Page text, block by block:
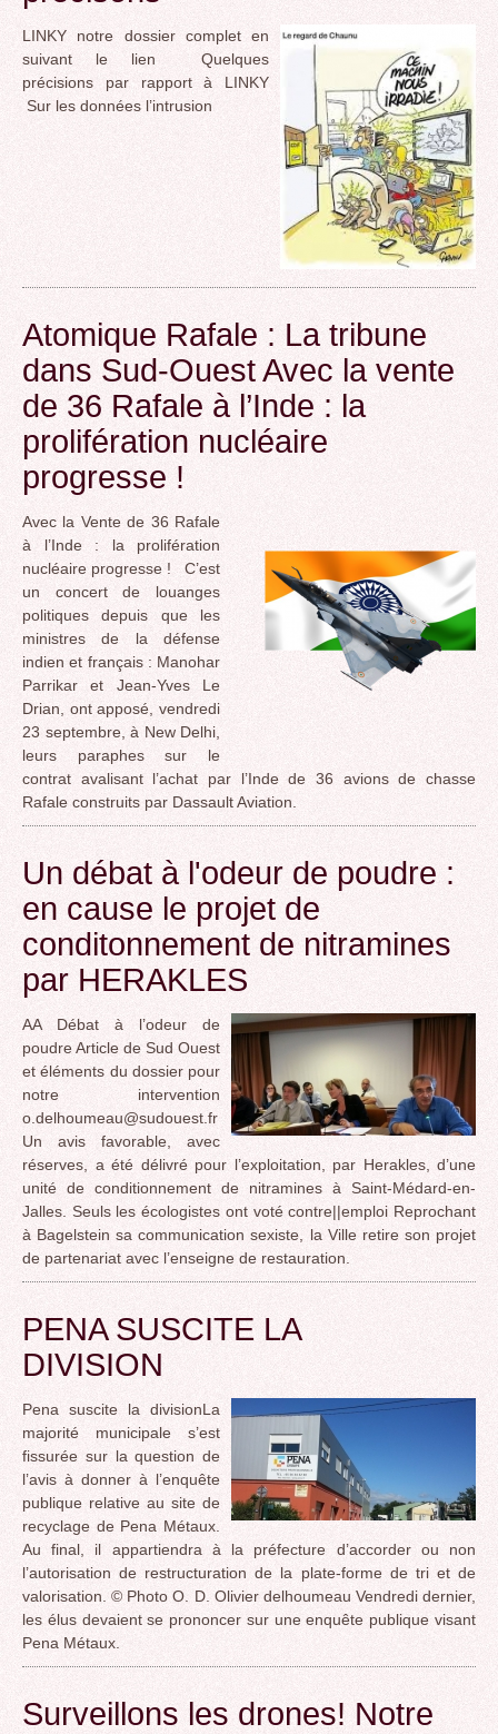
LINKY notre dossier complet en
suivant le lien Quelques
précisions par rapport à LINKY
Sur les données l’intrusion
Atomique Rafale : La tribune
dans Sud-Ouest Avec la vente
de 36 Rafale à l’Inde : la
prolifération nucléaire
progresse !
Avec la Vente de 36 Rafale
à l’Inde : la prolifération
nucléaire progresse ! C’est
un concert de louanges
politiques depuis que les
ministres de la défense
indien et français : Manohar
Parrikar et Jean-Yves Le
Drian, ont apposé, vendredi
23 septembre, à New Delhi,
leurs paraphes sur le
contrat avalisant l’achat par l’Inde de 36 avions de chasse
Rafale construits par Dassault Aviation.
Un débat à l'odeur de poudre :
en cause le projet de
conditonnement de nitramines
par HERAKLES
AA Débat à l’odeur de
poudre Article de Sud Ouest
et éléments du dossier pour
notre intervention
o.delhoumeau@sudouest.fr
Un avis favorable, avec
réserves, a été délivré pour l’exploitation, par Herakles, d’une
unité de conditionnement de nitramines à Saint-Médard-en-
Jalles. Seuls les écologistes ont voté contre||emploi Reprochant
à Bagelstein sa communication sexiste, la Ville retire son projet
de partenariat avec l’enseigne de restauration.
PENA SUSCITE LA
DIVISION
Pena suscite la divisionLa
majorité municipale s’est
fissurée sur la question de
l’avis à donner à l’enquête
publique relative au site de
recyclage de Pena Métaux.
Au final, il appartiendra à la préfecture d’accorder ou non
l’autorisation de restructuration de la plate-forme de tri et de
valorisation. © Photo O. D. Olivier delhoumeau Vendredi dernier,
les élus devaient se prononcer sur une enquête publique visant
Pena Métaux.
Surveillons les drones! Notre